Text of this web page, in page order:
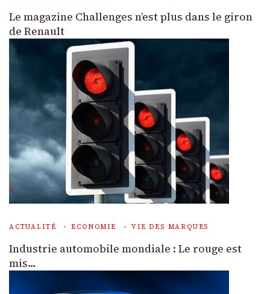
Le magazine Challenges n’est plus dans le giron
de Renault
ACTUALITÉ ECONOMIE VIE DES MARQUES
Industrie automobile mondiale : Le rouge est
mis…